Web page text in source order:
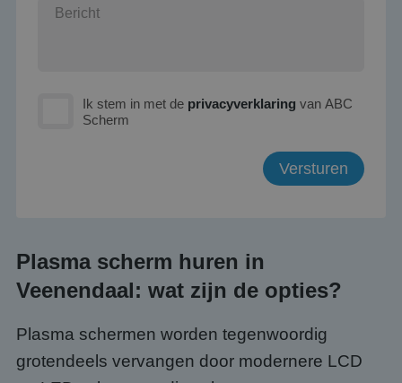
Ik stem in met de privacyverklaring van ABC
Scherm
Plasma scherm huren in
Veenendaal: wat zijn de opties?
Plasma schermen worden tegenwoordig
grotendeels vervangen door modernere LCD